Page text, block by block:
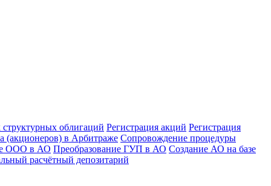
облигаций Регистрация акций Регистрация
(акционеров) в Арбитраже Сопровождение процедуры
ООО в АО Преобразование ГУП в АО Создание АО на базе
расчётный депозитарий